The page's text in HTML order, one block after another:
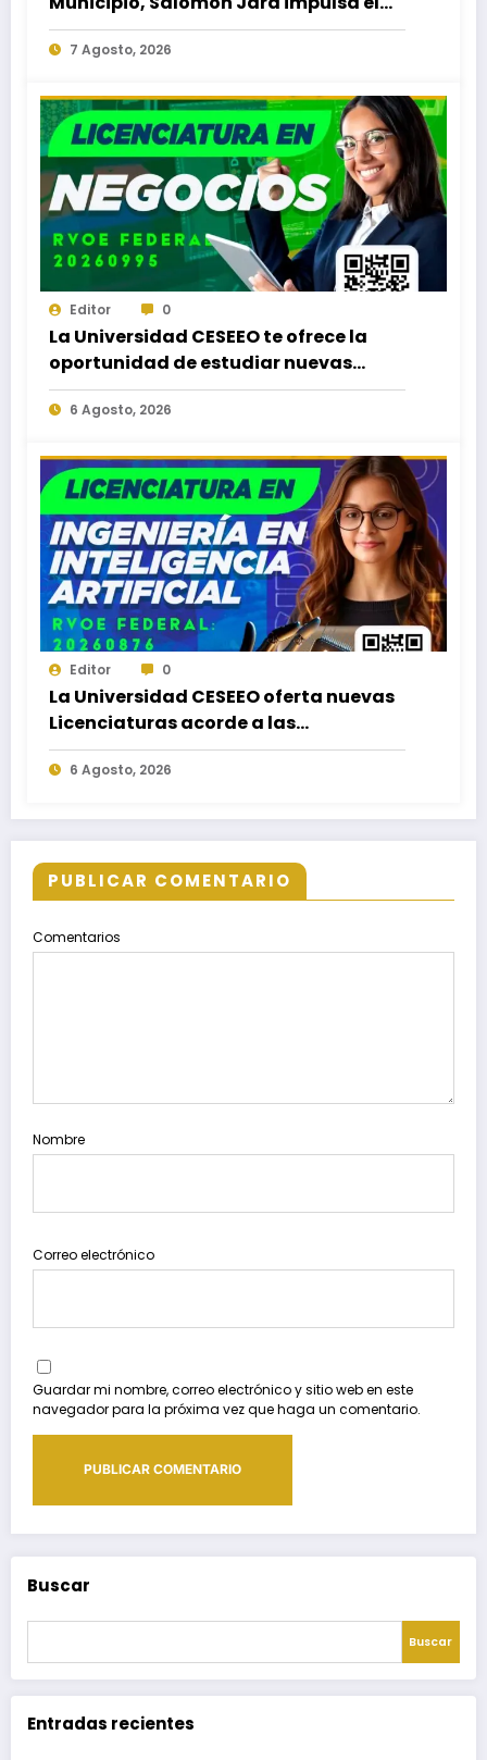
desarrollo de Santiago Minas
7 Agosto, 2026
Editor 0
La Universidad CESEEO te ofrece la
oportunidad de estudiar nuevas
Licenciaturas en los Campus Oaxaca,
Puerto Escondido, Ixtepec y en la
6 Agosto, 2026
Editor 0
La Universidad CESEEO oferta nuevas
Licenciaturas acorde a las
necesidades educativas de los
egresados de escuelas del nivel medio
6 Agosto, 2026
PUBLICAR COMENTARIO
Comentarios
Nombre
Correo electrónico
Guardar mi nombre, correo electrónico y sitio web en este
navegador para la próxima vez que haga un comentario.
Buscar
Buscar
Entradas recientes